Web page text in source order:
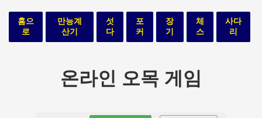
홈으
로
만능계
산기
섯
다
포
커
장
기
체
스
사다
리
온라인 오목 게임